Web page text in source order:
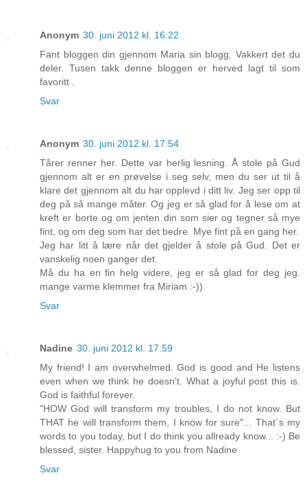
Anonym 30. juni 2012 kl. 16:22
Fant bloggen din gjennom Maria sin blogg. Vakkert det du
deler. Tusen takk denne bloggen er herved lagt til som
favoritt .
Svar
Anonym 30. juni 2012 kl. 17:54
Tårer renner her. Dette var herlig lesning. Å stole på Gud
gjennom alt er en prøvelse i seg selv, men du ser ut til å
klare det gjennom alt du har opplevd i ditt liv. Jeg ser opp til
deg på så mange måter. Og jeg er så glad for å lese om at
kreft er borte og om jenten din som sier og tegner så mye
fint, og om deg som har det bedre. Mye fint på en gang her.
Jeg har litt å lære når det gjelder å stole på Gud. Det er
vanskelig noen ganger det.
Må du ha en fin helg videre, jeg er så glad for deg jeg.
mange varme klemmer fra Miriam :-))
Svar
Nadine 30. juni 2012 kl. 17:59
My friend! I am overwhelmed. God is good and He listens
even when we think he doesn't. What a joyful post this is.
God is faithful forever.
"HOW God will transform my troubles, I do not know. But
THAT he will transform them, I know for sure"... That´s my
words to you today, but I do think you allready know... :-) Be
blessed, sister. Happyhug to you from Nadine
Svar